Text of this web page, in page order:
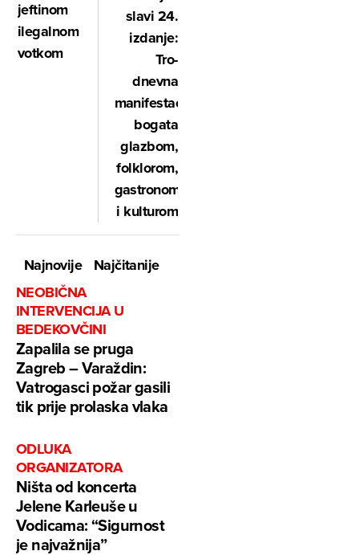
jeftinom
ilegalnom
votkom
slavi 24.
izdanje:
Tro­
dnevna
manifestacija
bogata
glazbom,
folklorom,
gastronomijom
i kulturom
Najnovije
Najčitanije
NEOBIČNA
INTERVENCIJA U
BEDEKOVČINI
Zapalila se pruga
Zagreb – Varaždin:
Vatrogasci požar gasili
tik prije prolaska vlaka
ODLUKA
ORGANIZATORA
Ništa od koncerta
Jelene Karleuše u
Vodicama: “Sigurnost
je najvažnija”